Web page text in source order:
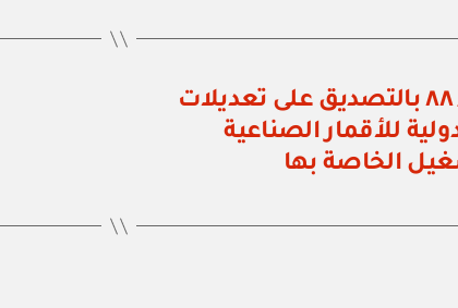
مرسوم سلطاني رقم ٥٧ / ٨٨ بالتصديق على تعديلات
للأقمار الصناعية
الخاصة بها